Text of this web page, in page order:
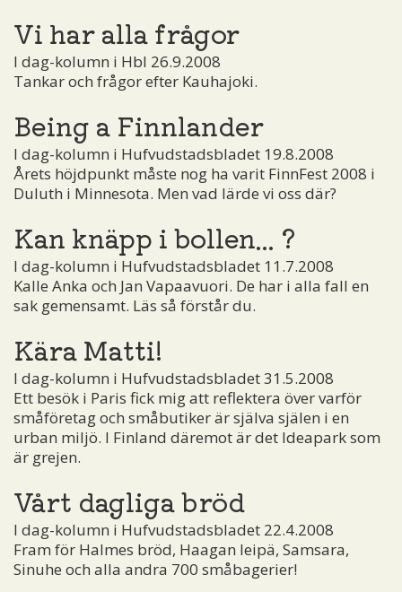
Vi har alla frågor
I dag-kolumn i Hbl 26.9.2008
Tankar och frågor efter Kauhajoki.
Being a Finnlander
I dag-kolumn i Hufvudstadsbladet 19.8.2008
Årets höjdpunkt måste nog ha varit FinnFest 2008 i
Duluth i Minnesota. Men vad lärde vi oss där?
Kan knäpp i bollen... ?
I dag-kolumn i Hufvudstadsbladet 11.7.2008
Kalle Anka och Jan Vapaavuori. De har i alla fall en
sak gemensamt. Läs så förstår du.
Kära Matti!
I dag-kolumn i Hufvudstadsbladet 31.5.2008
Ett besök i Paris fick mig att reflektera över varför
småföretag och småbutiker är själva själen i en
urban miljö. I Finland däremot är det Ideapark som
är grejen.
Vårt dagliga bröd
I dag-kolumn i Hufvudstadsbladet 22.4.2008
Fram för Halmes bröd, Haagan leipä, Samsara,
Sinuhe och alla andra 700 småbagerier!